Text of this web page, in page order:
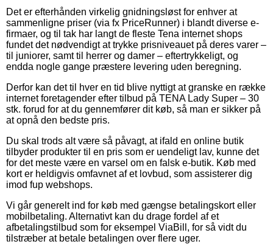
Det er efterhånden virkelig gnidningsløst for enhver at
sammenligne priser (via fx PriceRunner) i blandt diverse e-
firmaer, og til tak har langt de fleste Tena internet shops
fundet det nødvendigt at trykke prisniveauet på deres varer –
til juniorer, samt til herrer og damer – eftertrykkeligt, og
endda nogle gange præstere levering uden beregning.
Derfor kan det til hver en tid blive nyttigt at granske en række
internet foretagender efter tilbud på TENA Lady Super – 30
stk. forud for at du gennemfører dit køb, så man er sikker på
at opnå den bedste pris.
Du skal trods alt være så påvagt, at ifald en online butik
tilbyder produkter til en pris som er uendeligt lav, kunne det
for det meste være en varsel om en falsk e-butik. Køb med
kort er heldigvis omfavnet af et lovbud, som assisterer dig
imod fup webshops.
Vi går generelt ind for køb med gængse betalingskort eller
mobilbetaling. Alternativt kan du drage fordel af et
afbetalingstilbud som for eksempel ViaBill, for så vidt du
tilstræber at betale betalingen over flere uger.